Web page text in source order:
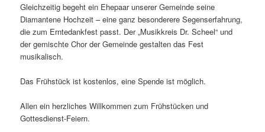
Gleichzeitig begeht ein Ehepaar unserer Gemeinde seine
Diamantene Hochzeit – eine ganz besonderere Segenserfahrung,
die zum Erntedankfest passt. Der „Musikkreis Dr. Scheel“ und
der gemischte Chor der Gemeinde gestalten das Fest
musikalisch.
Das Frühstück ist kostenlos, eine Spende ist möglich.
Allen ein herzliches Willkommen zum Frühstücken und
Gottesdienst-Feiern.